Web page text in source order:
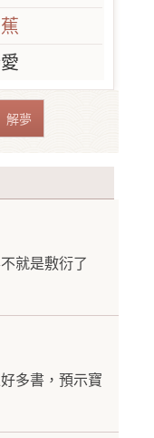
就是敷衍了
多書，預示寶